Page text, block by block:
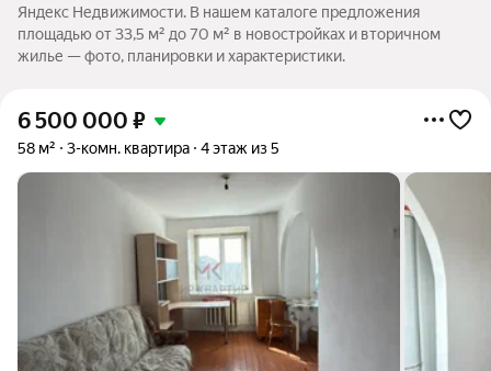
Яндекс Недвижимости. В нашем каталоге предложения
площадью от 33,5 м² до 70 м² в новостройках и вторичном
жилье — фото, планировки и характеристики.
6 500 000 ₽
58 м² 3-комн. квартира 4 этаж из 5